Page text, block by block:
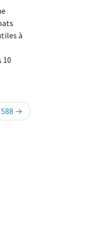
à
10
588